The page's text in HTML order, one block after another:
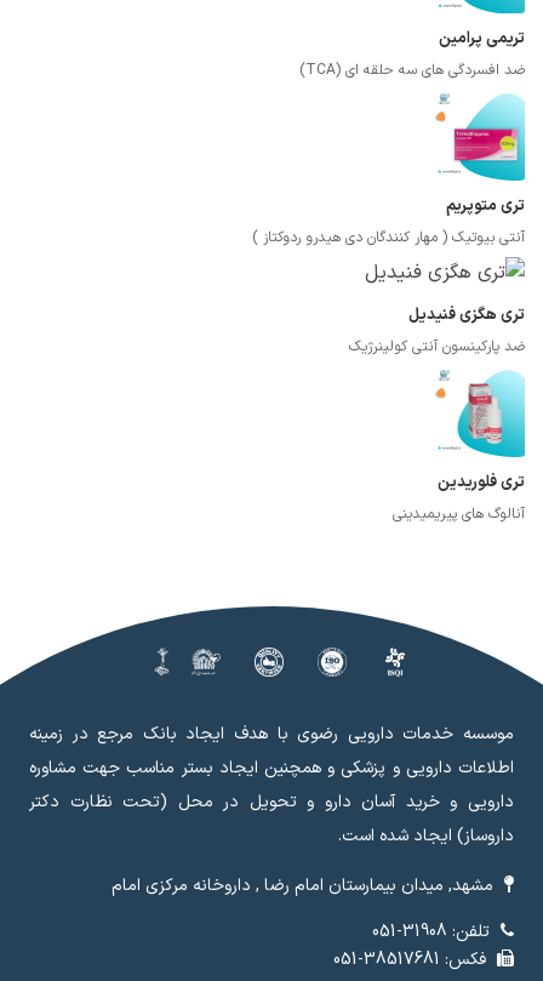
تریمی پرامین
ضد افسردگی های سه حلقه ای (TCA)
تری متوپریم
آنتی بیوتیک ( مهار کنندگان دی هیدرو ردوکتاز )
تری هگزی فنیدیل
ضد پارکینسون آنتی کولینرژیک
تری فلوریدین
آنالوگ های پیریمیدینی
موسسه خدمات دارویی رضوی با هدف ایجاد بانک مرجع در زمینه
اطلاعات دارویی و پزشکی و همچنین ایجاد بستر مناسب جهت مشاوره
دارویی و خرید آسان دارو و تحویل در محل (تحت نظارت دکتر
داروساز) ایجاد شده است.
مشهد, میدان بیمارستان امام رضا , داروخانه مرکزی امام
تلفن: 31908-051
فکس: 38517681-051